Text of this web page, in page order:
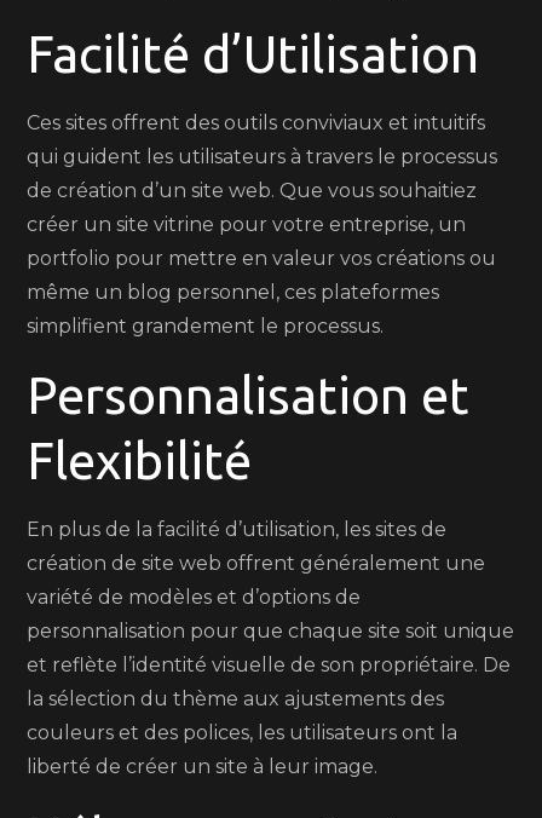
Facilité d’Utilisation
Ces sites offrent des outils conviviaux et intuitifs
qui guident les utilisateurs à travers le processus
de création d’un site web. Que vous souhaitiez
créer un site vitrine pour votre entreprise, un
portfolio pour mettre en valeur vos créations ou
même un blog personnel, ces plateformes
simplifient grandement le processus.
Personnalisation et
Flexibilité
En plus de la facilité d’utilisation, les sites de
création de site web offrent généralement une
variété de modèles et d’options de
personnalisation pour que chaque site soit unique
et reflète l’identité visuelle de son propriétaire. De
la sélection du thème aux ajustements des
couleurs et des polices, les utilisateurs ont la
liberté de créer un site à leur image.